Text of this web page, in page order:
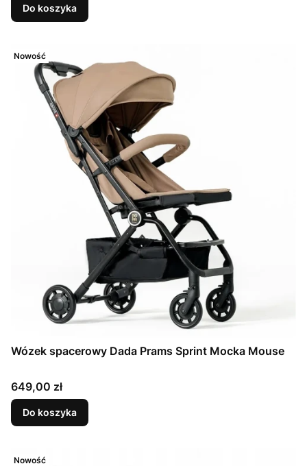
Do koszyka
Nowość
Wózek spacerowy Dada Prams Sprint Mocka Mouse
Cena
649,00 zł
Do koszyka
Nowość